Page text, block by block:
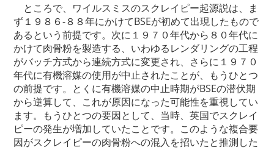
ところで、ワイルスミスのスクレイピー起源説は、ま
ず１９８６-８８年にかけてBSEが初めて出現したもので
あるという前提です。次に１９７０年代から８０年代に
かけて肉骨粉を製造する、いわゆるレンダリングの工程
がバッチ方式から連続方式に変更され、さらに１９７０
年代に有機溶媒の使用が中止されたことが、もうひとつ
の前提です。とくに有機溶媒の中止時期がBSEの潜伏期
から逆算して、これが原因になった可能性を重視してい
ます。もうひとつの要因として、当時、英国でスクレイ
ピーの発生が増加していたことです。このような複合要
因がスクレイピーの肉骨粉への混入を招いたと推測した